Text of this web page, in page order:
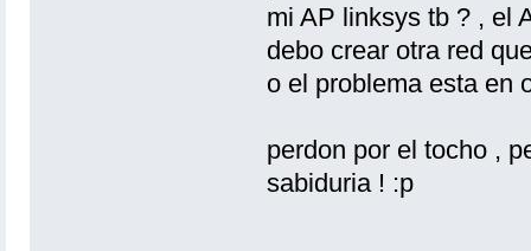
mi AP linksys tb ? , el
debo crear otra red
o el problema esta en
perdon por el tocho ,
sabiduria ! :p